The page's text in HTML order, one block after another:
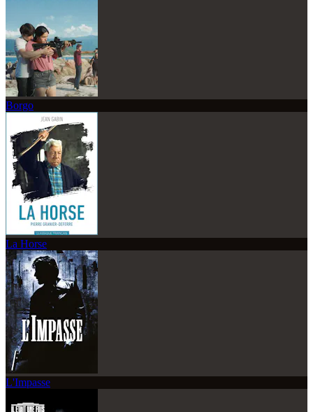
Borgo
La Horse
L'Impasse